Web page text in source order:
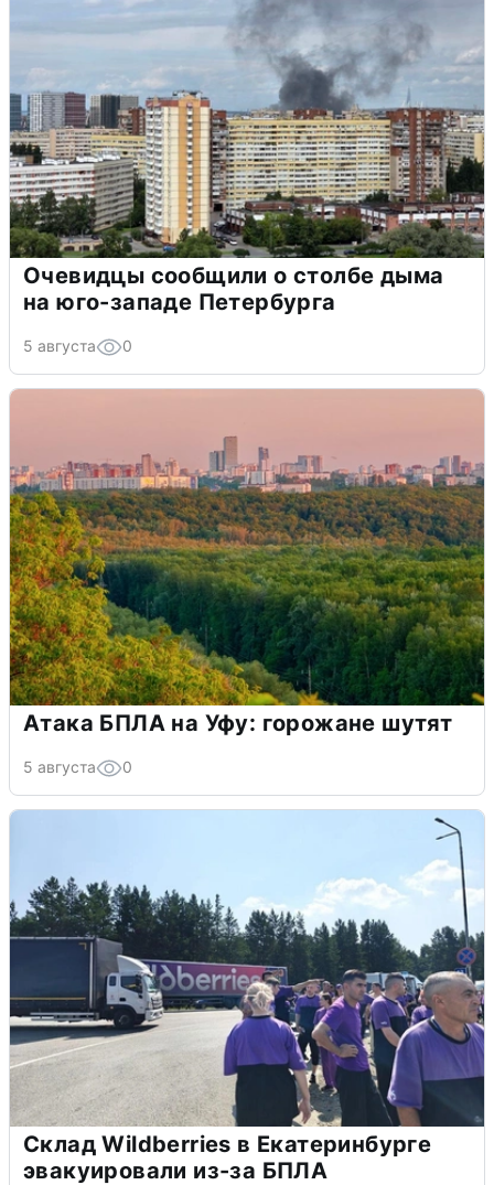
Очевидцы сообщили о столбе дыма
на юго-западе Петербурга
5 августа 0
Атака БПЛА на Уфу: горожане шутят
5 августа 0
Склад Wildberries в Екатеринбурге
эвакуировали из-за БПЛА